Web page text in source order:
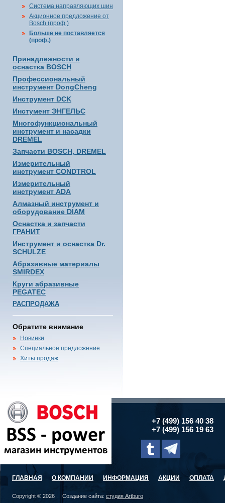
Система направляющих шин
Акционное предложение от
Bosch (проф.)
Больше не поставляется
(проф.)
Принадлежности и
оснастка BOSCH
Профессиональный
инструмент DongCheng
Инструмент DCK
Инстумент ЭНГЕЛЬС
Многофункциональный
инструмент и насадки
DREMEL
Запчасти BOSCH, DREMEL
Измерительный
инструмент CONDTROL
Измерительный
инструмент ADA
Алмазный инструмент и
оборудование DIAM
Оснастка и запчасти
ГРАНИТ
Инструмент и оснастка Dr.
SCHULZE
Абразивные материалы
SMIRDEX
Круги абразивные
PEGATEC
РАСПРОДАЖА
Обратите внимание
Новинки
Специальное предложение
Хиты продаж
+7 (499) 156 40 38
+7 (499) 156 19 63
ГЛАВНАЯ О КОМПАНИИ ИНФОРМАЦИЯ АКЦИИ ОПЛАТА
Copyright © 2026 . Создание сайта: студия Artburo